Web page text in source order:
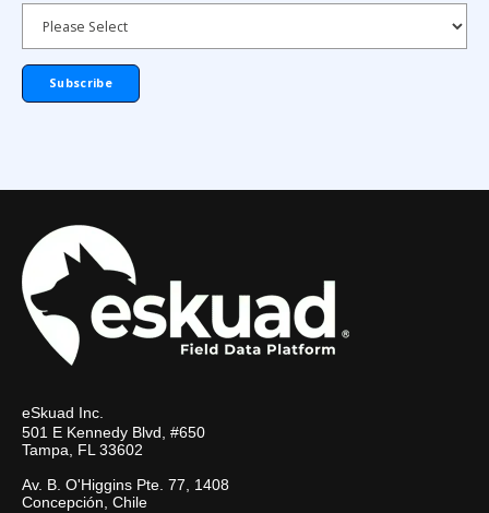
eSkuad Inc.
501 E Kennedy Blvd, #650
Tampa, FL 33602
Av. B. O'Higgins Pte. 77, 1408
Concepción, Chile